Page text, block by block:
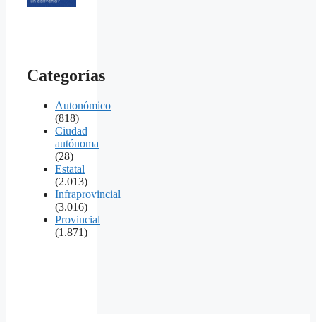
Categorías
Autonómico
(818)
Ciudad
autónoma
(28)
Estatal
(2.013)
Infraprovincial
(3.016)
Provincial
(1.871)